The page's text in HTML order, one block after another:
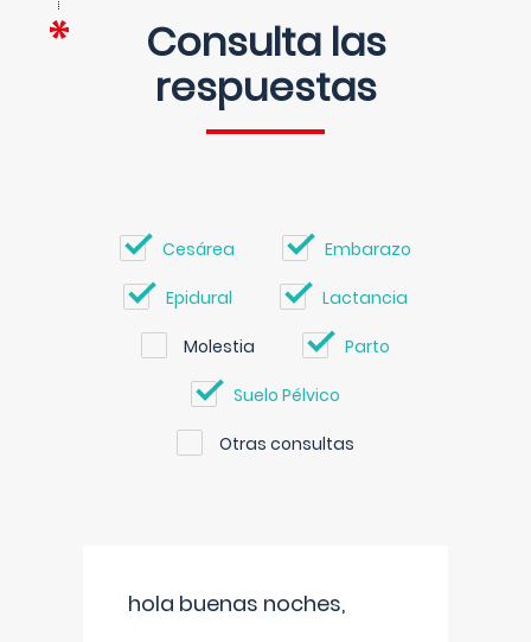
Consulta las
respuestas
Cesárea Embarazo
Epidural Lactancia
Molestia Parto
Suelo Pélvico
Otras consultas
hola buenas noches,